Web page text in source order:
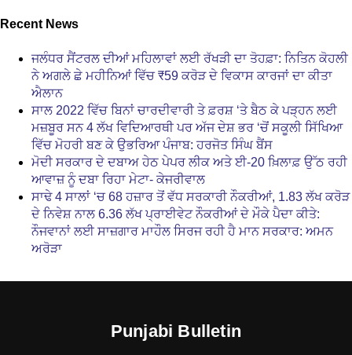
Recent News
ਜਲੰਧਰ ਸੈਂਟਰਲ ਦੀਆਂ ਮਹਿਲਾਵਾਂ ਲਈ ਰੱਖੜੀ ਦਾ ਤੋਹਫ਼ਾ: ਨਿਤਿਨ ਕੋਹਲੀ
ਨੇ ਅਗਲੇ ਛੇ ਮਹੀਨਿਆਂ ਵਿੱਚ ₹59 ਕਰੋੜ ਦੇ ਵਿਕਾਸ ਕਾਰਜਾਂ ਦਾ ਕੀਤਾ
ਐਲਾਨ
ਸਾਲ 2022 ਵਿੱਚ ਬਿਨਾਂ ਚਾਰਦੀਵਾਰੀ ਤੇ ਫ਼ਰਸ਼ ‘ਤੇ ਬੈਠ ਕੇ ਪੜ੍ਹਨ ਲਈ
ਮਜ਼ਬੂਰ ਸਨ 4 ਲੱਖ ਵਿਦਿਆਰਥੀ ਪਰ ਅੱਜ ਦੇਸ਼ ਭਰ ‘ਚੋਂ ਸਕੂਲੀ ਸਿੱਖਿਆ
ਵਿੱਚ ਮੋਹਰੀ ਬਣ ਕੇ ਉਭਰਿਆ ਪੰਜਾਬ: ਹਰਜੋਤ ਸਿੰਘ ਬੈਂਸ
ਮੋਦੀ ਸਰਕਾਰ ਦੇ ਦਬਾਅ ਹੇਠ ਪੇਪਰ ਲੀਕ ਅਤੇ ਈ-20 ਖ਼ਿਲਾਫ਼ ਉੱਠ ਰਹੀ
ਆਵਾਜ਼ ਨੂੰ ਦਬਾ ਰਿਹਾ ਮੇਟਾ- ਕੇਜਰੀਵਾਲ
ਸਾਢੇ 4 ਸਾਲਾਂ ‘ਚ 68 ਹਜ਼ਾਰ ਤੋਂ ਵੱਧ ਸਰਕਾਰੀ ਨੌਕਰੀਆਂ, 1.83 ਲੱਖ ਕਰੋੜ
ਦੇ ਨਿਵੇਸ਼ ਨਾਲ 6.36 ਲੱਖ ਪ੍ਰਾਈਵੇਟ ਨੌਕਰੀਆਂ ਦੇ ਮੌਕੇ ਪੈਦਾ ਕੀਤੇ:
ਨੌਜਵਾਨਾਂ ਲਈ ਸਾਜ਼ਗਾਰ ਮਾਹੌਲ ਸਿਰਜ ਰਹੀ ਹੈ ਮਾਨ ਸਰਕਾਰ: ਅਮਨ
ਅਰੋੜਾ
Punjabi Bulletin